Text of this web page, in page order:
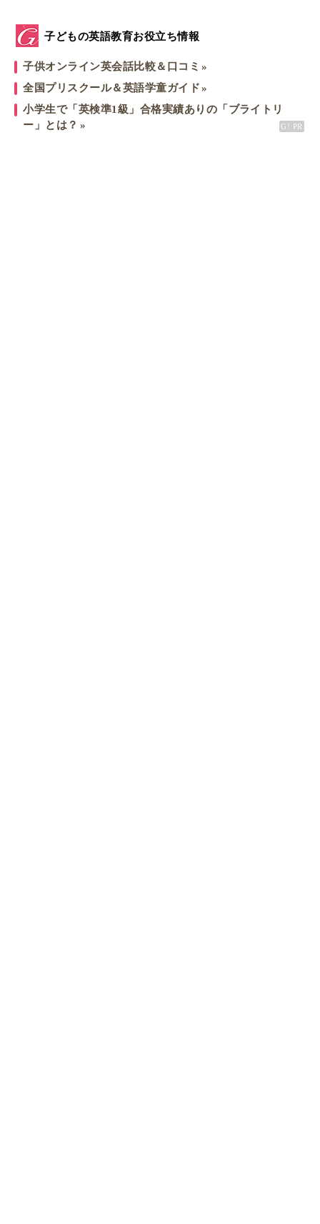
子どもの英語教育お役立ち情報
子供オンライン英会話比較＆口コミ
全国プリスクール＆英語学童ガイド
小学生で「英検準1級」合格実績ありの「ブライトリ
ー」とは？